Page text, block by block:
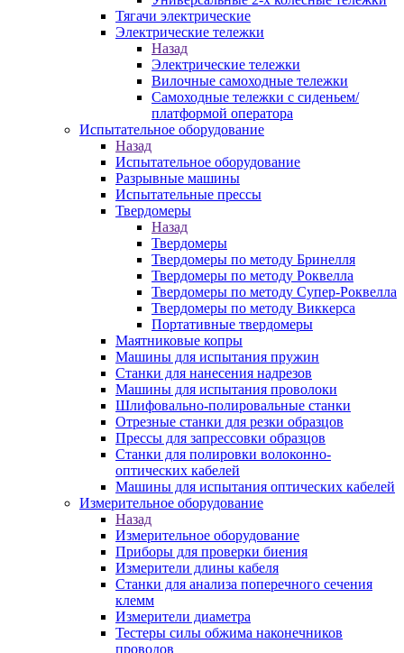
Тягачи электрические
Электрические тележки
Назад
Электрические тележки
Вилочные самоходные тележки
Самоходные тележки с сиденьем/
платформой оператора
Испытательное оборудование
Назад
Испытательное оборудование
Разрывные машины
Испытательные прессы
Твердомеры
Назад
Твердомеры
Твердомеры по методу Бринелля
Твердомеры по методу Роквелла
Твердомеры по методу Супер-Роквелла
Твердомеры по методу Виккерса
Портативные твердомеры
Маятниковые копры
Машины для испытания пружин
Станки для нанесения надрезов
Машины для испытания проволоки
Шлифовально-полировальные станки
Отрезные станки для резки образцов
Прессы для запрессовки образцов
Станки для полировки волоконно-
оптических кабелей
Машины для испытания оптических кабелей
Измерительное оборудование
Назад
Измерительное оборудование
Приборы для проверки биения
Измерители длины кабеля
Станки для анализа поперечного сечения
клемм
Измерители диаметра
Тестеры силы обжима наконечников
проводов